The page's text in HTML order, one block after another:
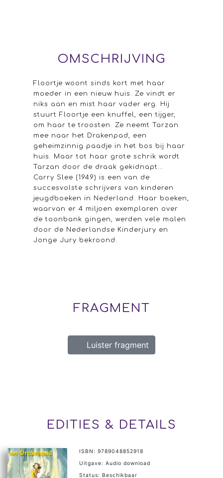
OMSCHRIJVING
Floortje woont sinds kort met haar
moeder in een nieuw huis. Ze vindt er
niks aan en mist haar vader erg. Hij
stuurt Floortje een knuffel, een tijger,
om haar te troosten. Ze neemt Tarzan
mee naar het Drakenpad, een
geheimzinnig paadje in het bos bij haar
huis. Maar tot haar grote schrik wordt
Tarzan door de draak gekidnapt...
Carry Slee (1949) is een van de
succesvolste schrijvers van kinderen
jeugdboeken in Nederland. Haar boeken,
waarvan er 4 miljoen exemplaren over
de toonbank gingen, werden vele malen
door de Nederlandse Kinderjury en
Jonge Jury bekroond.
FRAGMENT
Luister fragment
EDITIES & DETAILS
ISBN: 9789048852918
Uitgave: Audio download
Status: Beschikbaar